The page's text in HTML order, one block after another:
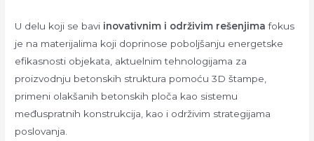
U delu koji se bavi inovativnim i održivim rešenjima fokus
je na materijalima koji doprinose poboljšanju energetske
efikasnosti objekata, aktuelnim tehnologijama za
proizvodnju betonskih struktura pomoću 3D štampe,
primeni olakšanih betonskih ploča kao sistemu
međuspratnih konstrukcija, kao i održivim strategijama
poslovanja.